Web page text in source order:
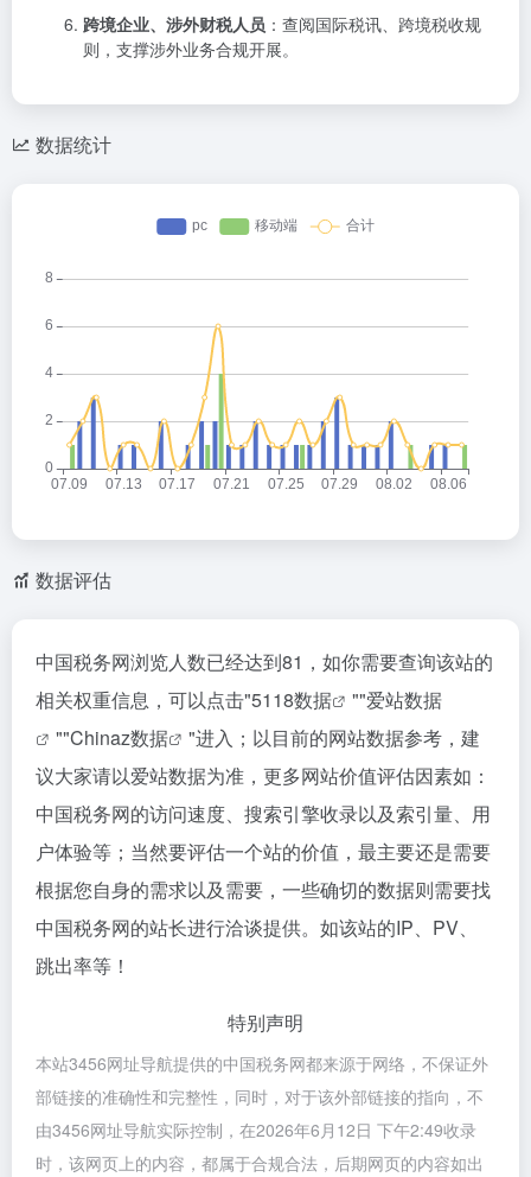
跨境企业、涉外财税人员 ：查阅国际税讯、跨境税收规
则，支撑涉外业务合规开展。
数据统计
数据评估
中国税务网浏览人数已经达到81，如你需要查询该站的
相关权重信息，可以点击"5118数据 ""爱站数据
""Chinaz数据
"进入；以目前的网站数据参考，建
议大家请以爱站数据为准，更多网站价值评估因素如：
中国税务网的访问速度、搜索引擎收录以及索引量、用
户体验等；当然要评估一个站的价值，最主要还是需要
根据您自身的需求以及需要，一些确切的数据则需要找
中国税务网的站长进行洽谈提供。如该站的IP、PV、
跳出率等！
特别声明
本站3456网址导航提供的中国税务网都来源于网络，不保证外
部链接的准确性和完整性，同时，对于该外部链接的指向，不
由3456网址导航实际控制，在2026年6月12日 下午2:49收录
时，该网页上的内容，都属于合规合法，后期网页的内容如出